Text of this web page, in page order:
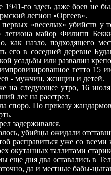
здесь даже боев не было.
легион «Оргеев».
убийств у той
легиона майор Филипп
как назло, подходящего
его в соседней деревне
усадьбы или развалин
гетто 15 июля
- мужчин, женщин и детей.
утро, 16 июля,
лес на расстрел.
По приказу жандармов
ожидали отставших
расправиться уже со
окутанных таллитами
два оставались в
да и местные бабы-